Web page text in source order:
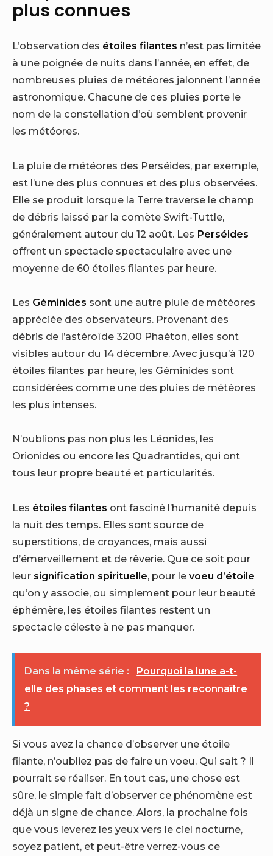
plus connues
L’observation des étoiles filantes n’est pas limitée
à une poignée de nuits dans l’année, en effet, de
nombreuses pluies de météores jalonnent l’année
astronomique. Chacune de ces pluies porte le
nom de la constellation d’où semblent provenir
les météores.
La pluie de météores des Perséides, par exemple,
est l’une des plus connues et des plus observées.
Elle se produit lorsque la Terre traverse le champ
de débris laissé par la comète Swift-Tuttle,
généralement autour du 12 août. Les Perséides
offrent un spectacle spectaculaire avec une
moyenne de 60 étoiles filantes par heure.
Les Géminides sont une autre pluie de météores
appréciée des observateurs. Provenant des
débris de l’astéroïde 3200 Phaéton, elles sont
visibles autour du 14 décembre. Avec jusqu’à 120
étoiles filantes par heure, les Géminides sont
considérées comme une des pluies de météores
les plus intenses.
N’oublions pas non plus les Léonides, les
Orionides ou encore les Quadrantides, qui ont
tous leur propre beauté et particularités.
Les étoiles filantes ont fasciné l’humanité depuis
la nuit des temps. Elles sont source de
superstitions, de croyances, mais aussi
d’émerveillement et de rêverie. Que ce soit pour
leur signification spirituelle, pour le voeu d’étoile
qu’on y associe, ou simplement pour leur beauté
éphémère, les étoiles filantes restent un
spectacle céleste à ne pas manquer.
Dans la même série :
Pourquoi la lune a-t-
elle des phases et comment les reconnaître
?
Si vous avez la chance d’observer une étoile
filante, n’oubliez pas de faire un voeu. Qui sait ? Il
pourrait se réaliser. En tout cas, une chose est
sûre, le simple fait d’observer ce phénomène est
déjà un signe de chance. Alors, la prochaine fois
que vous leverez les yeux vers le ciel nocturne,
soyez patient, et peut-être verrez-vous ce